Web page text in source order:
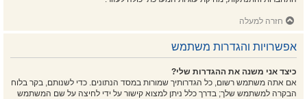
חזרה למעלה
אפשרויות והגדרות משתמש
כיצד אני משנה את ההגדרות שלי?
אם אתה משתמש רשום, כל הגדרותיך שמורות במסד הנתונים. כדי לשנותם, בקר בלוח
הבקרה למשתמש שלך; בדרך כלל ניתן למצוא קישור על ידי לחיצה על שם המשתמש